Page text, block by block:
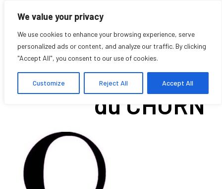
We value your privacy
We use cookies to enhance your browsing experience, serve
personalized ads or content, and analyze our traffic. By clicking
"Accept All", you consent to our use of cookies.
Customize Reject All Accept All
Vacances d’été
du CHORN